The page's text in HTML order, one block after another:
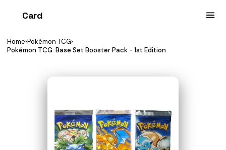
Card
Home›Pokémon TCG›
Pokémon TCG: Base Set Booster Pack - 1st Edition